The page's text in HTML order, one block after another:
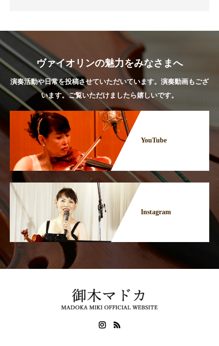
ヴァイオリンの魅力をみなさまへ
演奏活動や日常を投稿させていただいています。演奏動画もござ
います。ご覧いただけましたら嬉しいです。
YouTube
Instagram